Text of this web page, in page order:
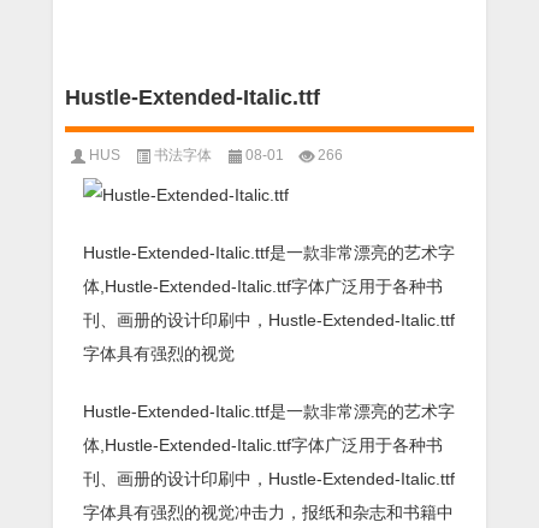
Hustle-Extended-Italic.ttf
HUS 书法字体 08-01 266
Hustle-Extended-Italic.ttf是一款非常漂亮的艺术字
体,Hustle-Extended-Italic.ttf字体广泛用于各种书
刊、画册的设计印刷中，Hustle-Extended-Italic.ttf
字体具有强烈的视觉
Hustle-Extended-Italic.ttf是一款非常漂亮的艺术字
体,Hustle-Extended-Italic.ttf字体广泛用于各种书
刊、画册的设计印刷中，Hustle-Extended-Italic.ttf
字体具有强烈的视觉冲击力，报纸和杂志和书籍中